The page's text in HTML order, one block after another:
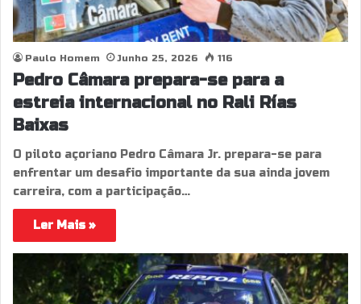
Paulo Homem Junho 25, 2026 116
Pedro Câmara prepara-se para a
estreia internacional no Rali Rías
Baixas
O piloto açoriano Pedro Câmara Jr. prepara-se para
enfrentar um desafio importante da sua ainda jovem
carreira, com a participação…
Ler Mais »